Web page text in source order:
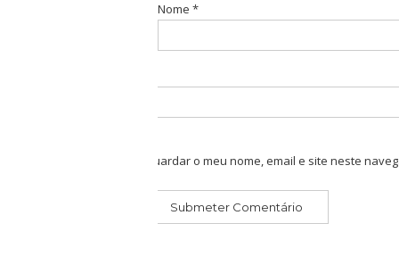
Nome *
Guardar o meu nome, email e site neste